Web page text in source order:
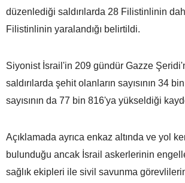
düzenlediği saldırılarda 28 Filistinlinin
Filistinlinin yaralandığı belirtildi.
Siyonist İsrail'in 209 gündür Gazze
saldırılarda şehit olanların sayısının 34
sayısının da 77 bin 816'ya yükseldiği
Açıklamada ayrıca enkaz altında ve yol
bulunduğu ancak İsrail askerlerinin
sağlık ekipleri ile sivil savunma